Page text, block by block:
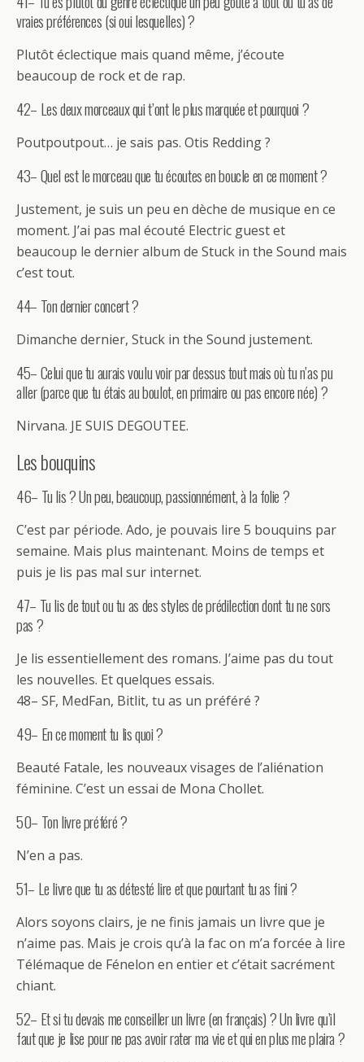
vraies préférences (si oui lesquelles) ?
Plutôt éclectique mais quand même, j’écoute
beaucoup de rock et de rap.
42– Les deux morceaux qui t’ont le plus marquée et pourquoi ?
Poutpoutpout… je sais pas. Otis Redding ?
43– Quel est le morceau que tu écoutes en boucle en ce moment ?
Justement, je suis un peu en dèche de musique en ce
moment. J’ai pas mal écouté Electric guest et
beaucoup le dernier album de Stuck in the Sound mais
c’est tout.
44– Ton dernier concert ?
Dimanche dernier, Stuck in the Sound justement.
45– Celui que tu aurais voulu voir par dessus tout mais où tu n’as pu
aller (parce que tu étais au boulot, en primaire ou pas encore née) ?
Nirvana. JE SUIS DEGOUTEE.
Les bouquins
46– Tu lis ? Un peu, beaucoup, passionnément, à la folie ?
C’est par période. Ado, je pouvais lire 5 bouquins par
semaine. Mais plus maintenant. Moins de temps et
puis je lis pas mal sur internet.
47– Tu lis de tout ou tu as des styles de prédilection dont tu ne sors
pas ?
Je lis essentiellement des romans. J’aime pas du tout
les nouvelles. Et quelques essais.
48– SF, MedFan, Bitlit, tu as un préféré ?
49– En ce moment tu lis quoi ?
Beauté Fatale, les nouveaux visages de l’aliénation
féminine. C’est un essai de Mona Chollet.
50– Ton livre préféré ?
N’en a pas.
51– Le livre que tu as détesté lire et que pourtant tu as fini ?
Alors soyons clairs, je ne finis jamais un livre que je
n’aime pas. Mais je crois qu’à la fac on m’a forcée à lire
Télémaque de Fénelon en entier et c’était sacrément
chiant.
52– Et si tu devais me conseiller un livre (en français) ? Un livre qu’il
faut que je lise pour ne pas avoir rater ma vie et qui en plus me plaira ?